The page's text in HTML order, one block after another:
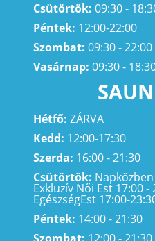
Csütörtök: 09:30 -
Péntek: 12:00-22:00
Szombat: 09:30 - 22:00
Vasárnap: 09:30 -
Hétfő: ZÁRVA
Kedd: 12:00-17:30
Szerda: 16:00 - 21:30
Csütörtök:
Exkluzív Női Est 17:00 -
EgészségEst 17:00-
Péntek: 14:00 - 21:30